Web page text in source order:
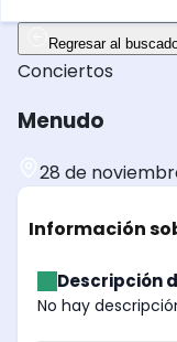
Regresar al
Conciertos
Menudo
28 de
Información
Descripción
No hay